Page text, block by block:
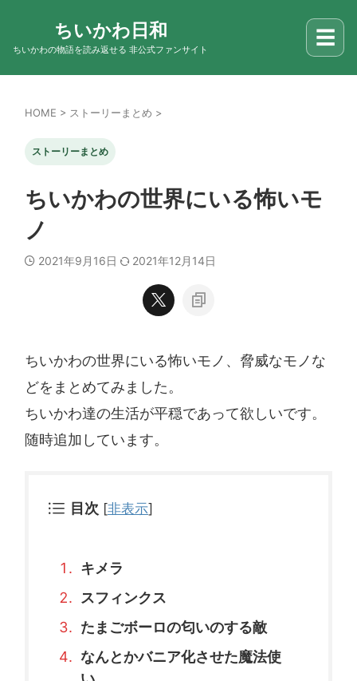
ちいかわ日和
ちいかわの物語を読み返せる 非公式ファンサイト ☰
HOME > ストーリーまとめ >
ストーリーまとめ
ちいかわの世界にいる怖いモ
ノ
2021年9月16日 2021年12月14日
ちいかわの世界にいる怖いモノ、脅威なモノな
どをまとめてみました。
ちいかわ達の生活が平穏であって欲しいです。
随時追加しています。
目次 [非表示]
キメラ
スフィンクス
たまごボーロの匂いのする敵
なんとかバニア化させた魔法使